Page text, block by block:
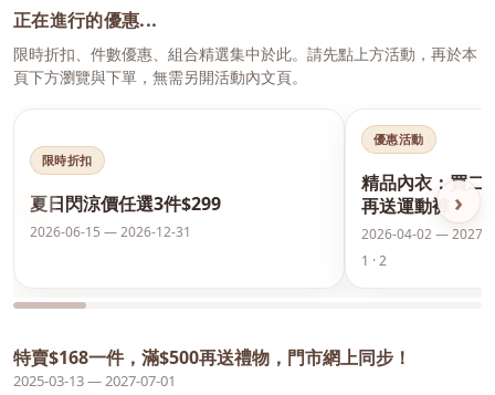
正在進行的優惠...
限時折扣、件數優惠、組合精選集中於此。請先點上方活動，再於本
頁下方瀏覽與下單，無需另開活動內文頁。
‹ ›
限時折扣
夏日閃涼價任選3件$299
2026-06-15 — 2026-12-31
優惠活動
精品內衣：買二
再送運動褲
2026-04-02 — 2027-
1 · 2
特賣$168一件，滿$500再送禮物，門市網上同步！
2025-03-13 — 2027-07-01